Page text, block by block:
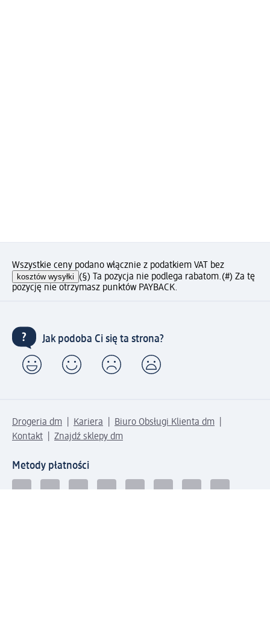
Wszystkie ceny podano włącznie z podatkiem VAT bez
kosztów wysyłki (§) Ta pozycja nie podlega rabatom.(#) Za tę
pozycję nie otrzymasz punktów PAYBACK.
Jak podoba Ci się ta strona?
Drogeria dm Kariera
Biuro Obsługi Klienta dm
Kontakt
Znajdź sklepy dm
Metody płatności